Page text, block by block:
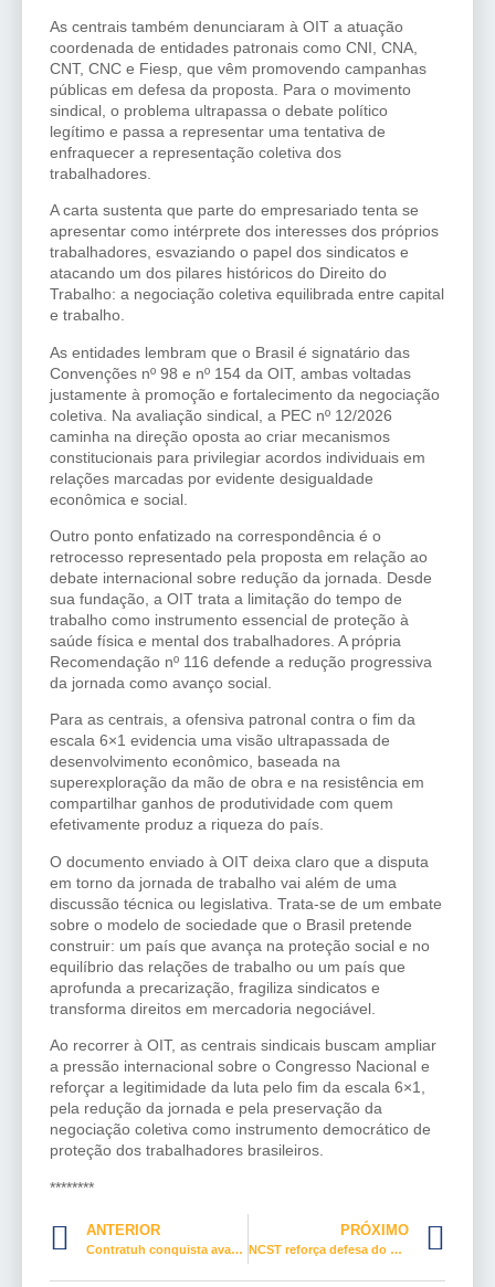
As centrais também denunciaram à OIT a atuação
coordenada de entidades patronais como CNI, CNA,
CNT, CNC e Fiesp, que vêm promovendo campanhas
públicas em defesa da proposta. Para o movimento
sindical, o problema ultrapassa o debate político
legítimo e passa a representar uma tentativa de
enfraquecer a representação coletiva dos
trabalhadores.
A carta sustenta que parte do empresariado tenta se
apresentar como intérprete dos interesses dos próprios
trabalhadores, esvaziando o papel dos sindicatos e
atacando um dos pilares históricos do Direito do
Trabalho: a negociação coletiva equilibrada entre capital
e trabalho.
As entidades lembram que o Brasil é signatário das
Convenções nº 98 e nº 154 da OIT, ambas voltadas
justamente à promoção e fortalecimento da negociação
coletiva. Na avaliação sindical, a PEC nº 12/2026
caminha na direção oposta ao criar mecanismos
constitucionais para privilegiar acordos individuais em
relações marcadas por evidente desigualdade
econômica e social.
Outro ponto enfatizado na correspondência é o
retrocesso representado pela proposta em relação ao
debate internacional sobre redução da jornada. Desde
sua fundação, a OIT trata a limitação do tempo de
trabalho como instrumento essencial de proteção à
saúde física e mental dos trabalhadores. A própria
Recomendação nº 116 defende a redução progressiva
da jornada como avanço social.
Para as centrais, a ofensiva patronal contra o fim da
escala 6×1 evidencia uma visão ultrapassada de
desenvolvimento econômico, baseada na
superexploração da mão de obra e na resistência em
compartilhar ganhos de produtividade com quem
efetivamente produz a riqueza do país.
O documento enviado à OIT deixa claro que a disputa
em torno da jornada de trabalho vai além de uma
discussão técnica ou legislativa. Trata-se de um embate
sobre o modelo de sociedade que o Brasil pretende
construir: um país que avança na proteção social e no
equilíbrio das relações de trabalho ou um país que
aprofunda a precarização, fragiliza sindicatos e
transforma direitos em mercadoria negociável.
Ao recorrer à OIT, as centrais sindicais buscam ampliar
a pressão internacional sobre o Congresso Nacional e
reforçar a legitimidade da luta pelo fim da escala 6×1,
pela redução da jornada e pela preservação da
negociação coletiva como instrumento democrático de
proteção dos trabalhadores brasileiros.
********
ANTERIOR
Contratuh conquista avanço histórico com substitutivo do PL nº 6.601/2025
PRÓXIMO
NCST reforça defesa do desenvolvimento com justiça social no Conselhão